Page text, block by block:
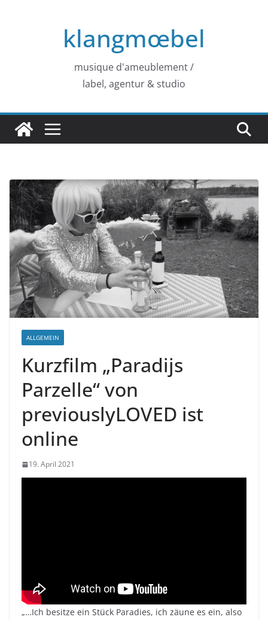
klangmœbel
musique d'ameublement /
label, agentur & studio
ALLGEMEIN
Kurzfilm „Paradijs
Parzelle“ von
previouslyLOVED ist
online
19. April 2021
„…Ich besitze ein Stück Paradies, ich zäune es ein, also